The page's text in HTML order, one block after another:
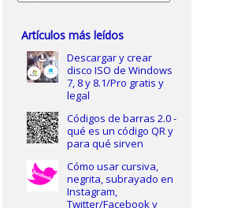
Artículos más leídos
Descargar y crear
disco ISO de Windows
7, 8 y 8.1/Pro gratis y
legal
Códigos de barras 2.0 -
qué es un código QR y
para qué sirven
Cómo usar cursiva,
negrita, subrayado en
Instagram,
Twitter/Facebook y